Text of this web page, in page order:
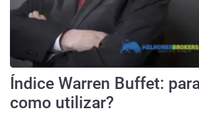
Índice Warren Buffet:
como utilizar?